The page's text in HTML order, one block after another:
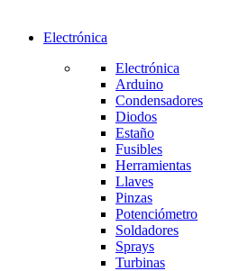
Electrónica
Electrónica
Arduino
Condensadores
Diodos
Estaño
Fusibles
Herramientas
Llaves
Pinzas
Potenciómetro
Soldadores
Sprays
Turbinas